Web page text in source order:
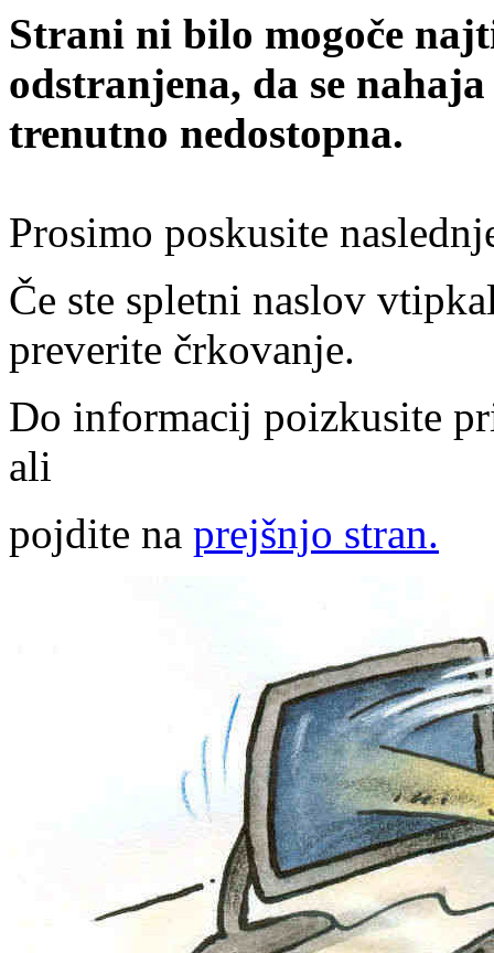
Strani ni bilo mogoče
odstranjena, da se
trenutno nedostopna.
Prosimo poskusite
Če ste spletni naslov
preverite črkovanje.
Do informacij poizkusite
ali
pojdite na prejšnjo stran.